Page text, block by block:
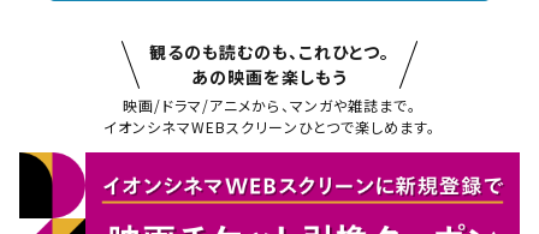
閉じる
閉じる
お近くの劇場から選ぶ
観るのも読むのも、これひとつ。
あの映画を楽しもう
映画/ドラマ/アニメから、マンガや雑誌まで。
イオンシネマWEBスクリーンひとつで楽しめます。